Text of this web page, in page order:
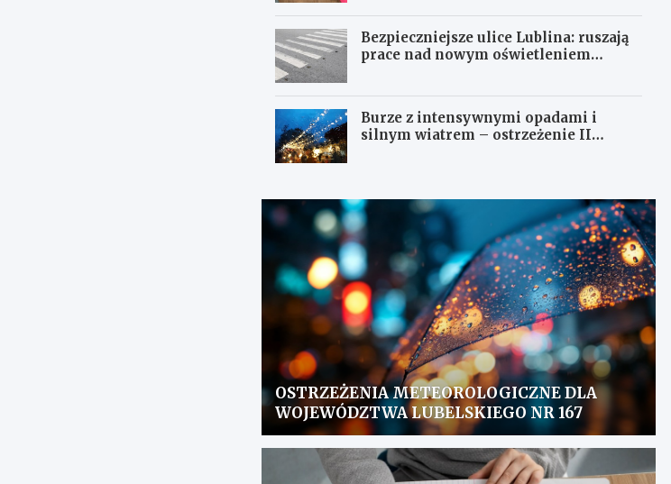
Bezpieczniejsze ulice Lublina: ruszają
prace nad nowym oświetleniem
Burze z intensywnymi opadami i
silnym wiatrem – ostrzeżenie II
OSTRZEŻENIA METEOROLOGICZNE DLA
WOJEWÓDZTWA LUBELSKIEGO NR 167